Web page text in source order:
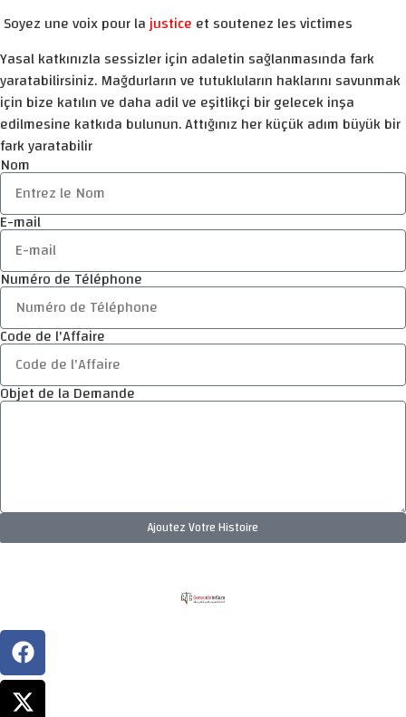
Soyez une voix pour lajustice et soutenez les victimes
Yasal katkınızla sessizler için adaletin sağlanmasında fark
yaratabilirsiniz. Mağdurların ve tutukluların haklarını savunmak
için bize katılın ve daha adil ve eşitlikçi bir gelecek inşa
edilmesine katkıda bulunun. Attığınız her küçük adım büyük bir
fark yaratabilir
Nom
E-mail
Numéro de Téléphone
Code de l'Affaire
Objet de la Demande
Ajoutez Votre Histoire